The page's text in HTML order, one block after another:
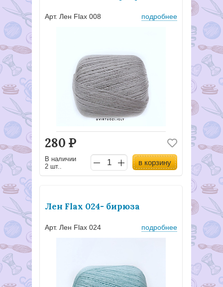
Арт. Лен Flax 008 подробнее
280 Р
В наличии
2 шт..
в корзину
Лен Flax 024- бирюза
Арт. Лен Flax 024 подробнее